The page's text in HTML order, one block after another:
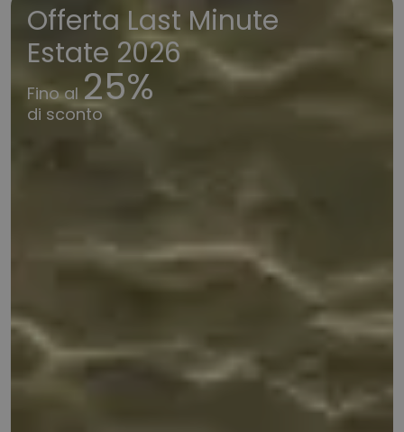
Offerta Last Minute
Estate 2026
Fino al 25%
di sconto